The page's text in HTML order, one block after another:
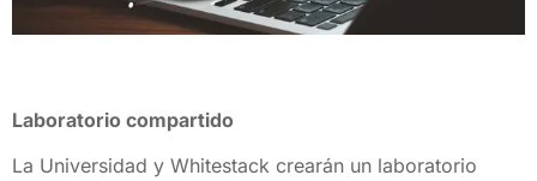
Laboratorio compartido
La Universidad y Whitestack crearán un laboratorio